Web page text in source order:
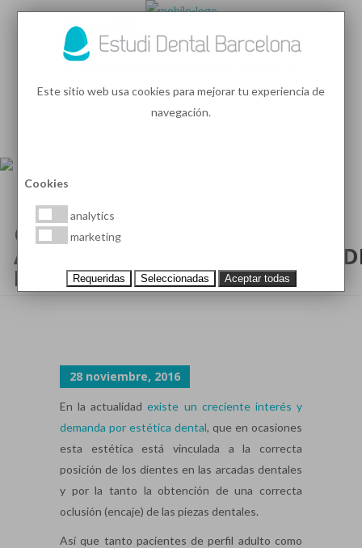
PEDIR HORA
ORTODONCIA FIJA CON
APARATOLOGÍA DE BRACKETS
PORCELANA
28 noviembre, 2016
En la actualidadexiste un creciente interés y
demanda por estética dental, que en ocasiones
esta estética está vinculada a la correcta
posición de los dientes en las arcadas dentales
y por la tanto la obtención de una correcta
oclusión (encaje) de las piezas dentales.
Así que tanto pacientes de perfil adulto como
Este sitio web usa cookies para mejorar tu experiencia de
navegación.
Cookies
analytics
marketing
Requeridas Seleccionadas Aceptar todas